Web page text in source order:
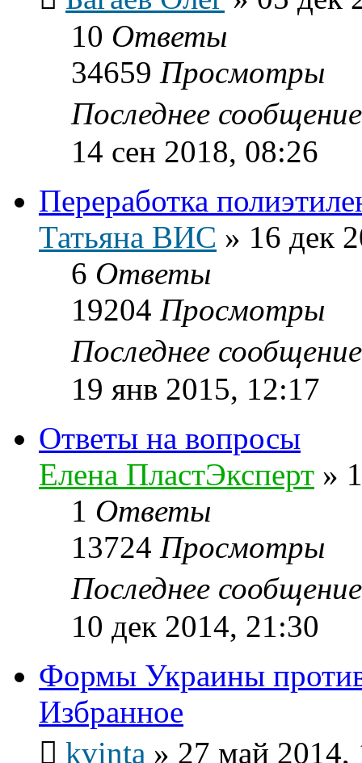
10 Ответы
34659 Просмотры
Последнее
14 сен 2018, 08:26
Переработка
Татьяна ВИС » 16 дек
6 Ответы
19204 Просмотры
Последнее
19 янв 2015, 12:17
Ответы на вопросы
Елена ПластЭксперт »
1 Ответы
13724 Просмотры
Последнее
10 дек 2014, 21:30
Формы Украины
Избранное
kvinta » 27 май 2014,